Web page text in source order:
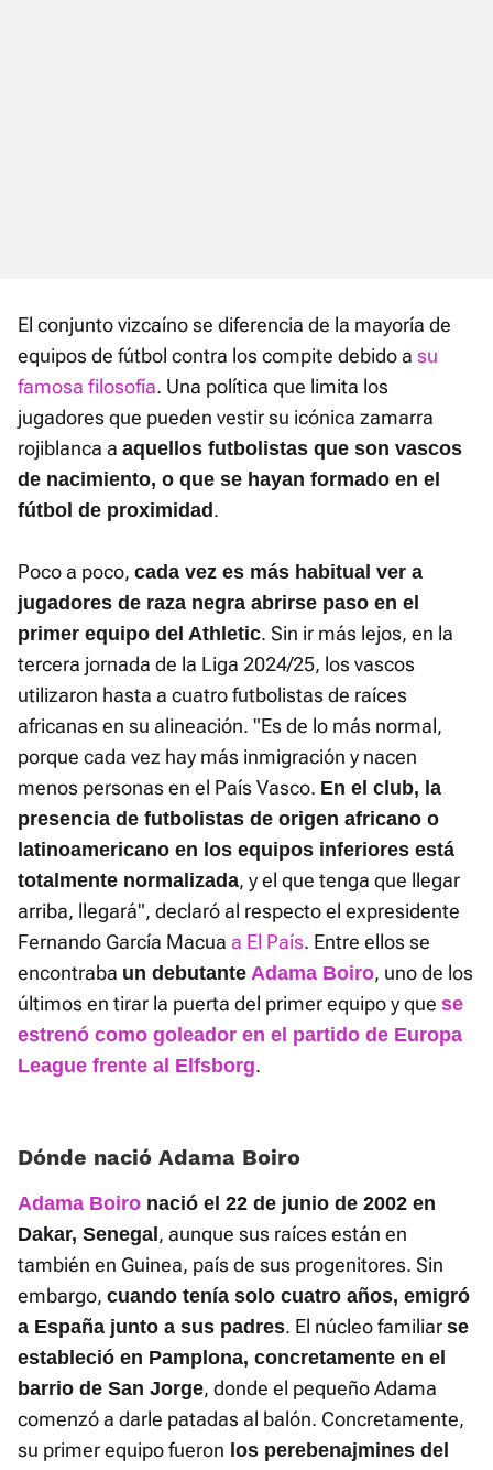
El conjunto vizcaíno se diferencia de la mayoría de
equipos de fútbol contra los compite debido a su
famosa filosofía. Una política que limita los
jugadores que pueden vestir su icónica zamarra
rojiblanca a aquellos futbolistas que son vascos
de nacimiento, o que se hayan formado en el
fútbol de proximidad .
Poco a poco, cada vez es más habitual ver a
jugadores de raza negra abrirse paso en el
primer equipo del Athletic. Sin ir más lejos, en la
tercera jornada de la Liga 2024/25, los vascos
utilizaron hasta a cuatro futbolistas de raíces
africanas en su alineación. "Es de lo más normal,
porque cada vez hay más inmigración y nacen
menos personas en el País Vasco. En el club, la
presencia de futbolistas de origen africano o
latinoamericano en los equipos inferiores está
totalmente normalizada, y el que tenga que llegar
arriba, llegará", declaró al respecto el expresidente
Fernando García Macua a El País. Entre ellos se
encontraba un debutante Adama Boiro, uno de los
últimos en tirar la puerta del primer equipo y que se
estrenó como goleador en el partido de Europa
League frente al Elfsborg.
Dónde nació Adama Boiro
Adama Boiro nació el 22 de junio de 2002 en
Dakar, Senegal , aunque sus raíces están en
también en Guinea, país de sus progenitores. Sin
embargo, cuando tenía solo cuatro años, emigró
a España junto a sus padres. El núcleo familiar se
estableció en Pamplona, concretamente en el
barrio de San Jorge, donde el pequeño Adama
comenzó a darle patadas al balón. Concretamente,
su primer equipo fueron los perebenajmines del